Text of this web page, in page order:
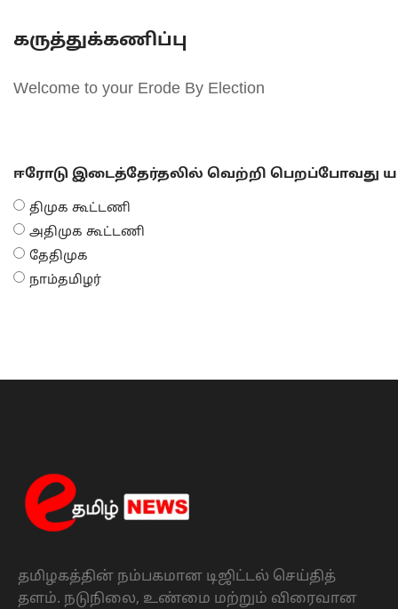
கருத்துக்கணிப்பு
Welcome to your Erode By Election
ஈரோடு இடைத்தேர்தலில் வெற்றி பெறப்போவது
திமுக கூட்டணி
அதிமுக கூட்டணி
தேதிமுக
நாம்தமிழர்
தமிழகத்தின் நம்பகமான டிஜிட்டல் செய்தித்
தளம். நடுநிலை, உண்மை மற்றும் விரைவான